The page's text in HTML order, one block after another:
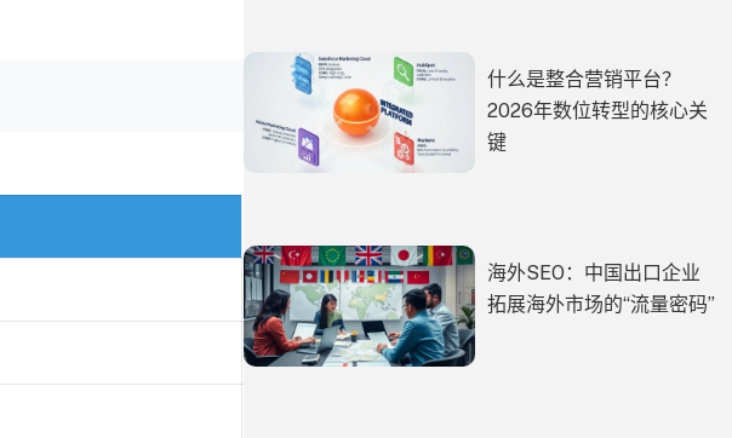
什么是整合营销平台？
2026年数位转型的核心关
键
海外SEO：中国出口企业
拓展海外市场的“流量密码”